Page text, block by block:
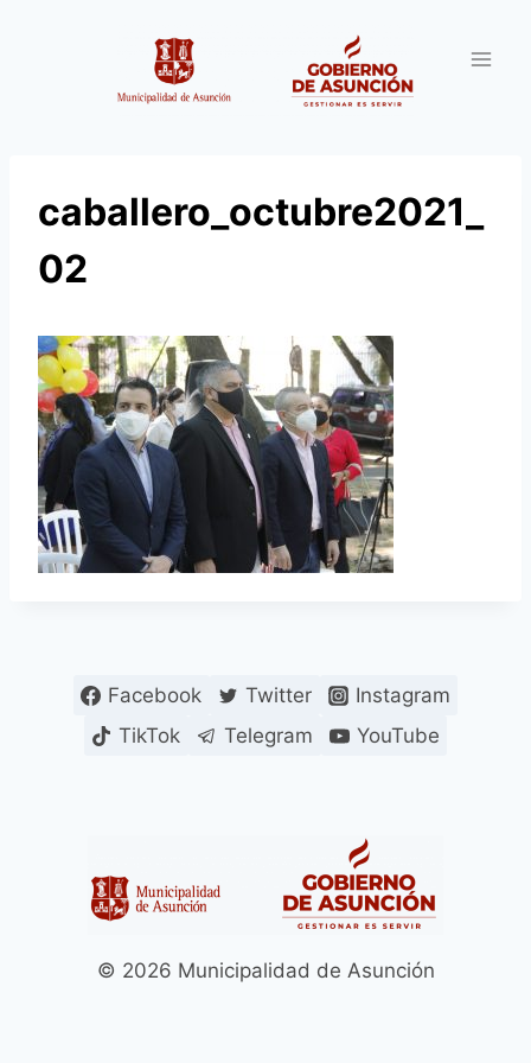
caballero_octubre2021_
02
Facebook Twitter
Instagram
TikTok
Telegram YouTube
© 2026 Municipalidad de Asunción